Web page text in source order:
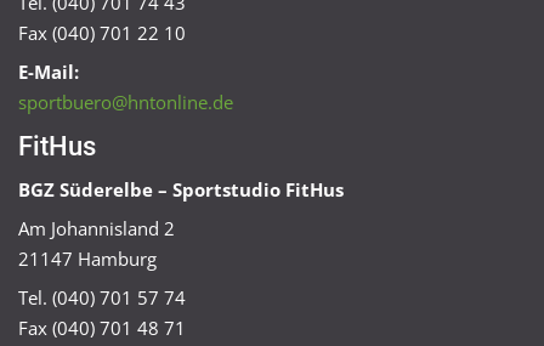
Fax (040) 701 22 10
E-Mail:
sportbuero@hntonline.de
FitHus
BGZ Süderelbe – Sportstudio FitHus
Am Johannisland 2
21147 Hamburg
Tel. (040) 701 57 74
Fax (040) 701 48 71